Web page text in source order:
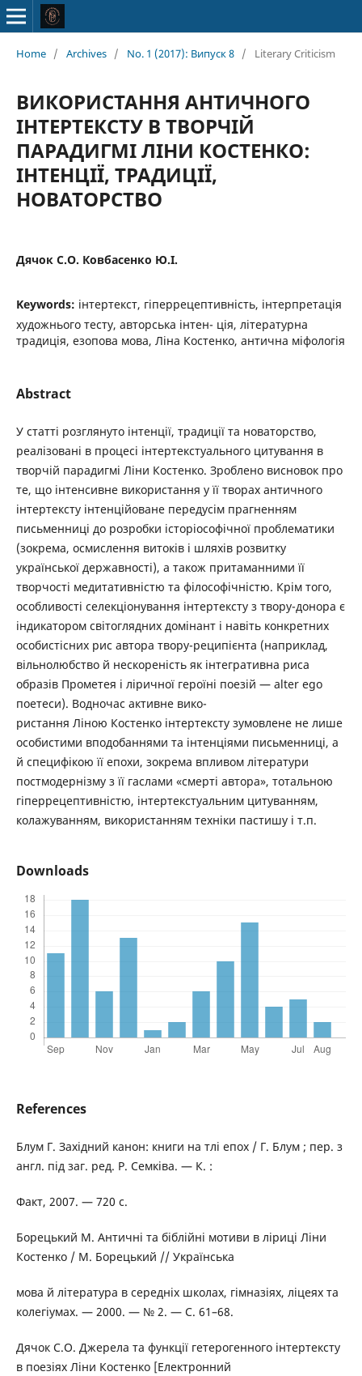
Home / Archives / No. 1 (2017): Випуск 8 / Literary Criticism
ВИКОРИСТАННЯ АНТИЧНОГО
ІНТЕPТЕКСТУ В ТВОРЧІЙ
ПАРАДИГМІ ЛІНИ КОСТЕНКО:
ІНТЕНЦІЇ, ТРАДИЦІЇ,
НОВАТОРСТВО
Дячок С.О. Ковбасенко Ю.І.
Keywords: інтеpтекст, гіперрецептивність, інтерпретація
художнього тесту, авторська інтен- ція, літературна
традиція, езопова мова, Ліна Костенко, антична міфологія
Abstract
У статті розглянуто інтенції, традиції та новаторство,
реалізовані в процесі інтеpтекстуального цитування в
творчій парадигмі Ліни Костенко. Зроблено висновок про
те, що інтенсивне використання у її творах античного
інтертексту інтенційоване передусім прагненням
письменниці до розробки істоpіософічної пpоблематики
(зокрема, осмислення витоків і шляхів розвитку
української державності), а також притаманними її
творчості медитативністю та філософічністю. Крім того,
особливості селекціонування інтертексту з твору-донора є
індикатором світоглядних домінант і навіть конкретних
особистісних рис автора твору-реципієнта (наприклад,
вільнолюбство й нескореність як інтегративна риса
образів Прометея і ліричної героїні поезій — alter ego
поетеси). Водночас активне вико-
ристання Ліною Костенко інтертексту зумовлене не лише
особистими вподобаннями та інтенціями письменниці, а
й специфікою її епохи, зокрема впливом літератури
постмодернізму з її гаслами «смерті автора», тотальною
гіперрецептивністю, інтертекстуальним цитуванням,
колажуванням, використанням техніки пастишу і т.п.
Downloads
References
Блум Г. Західний канон: книги на тлі епох / Г. Блум ; пер. з
англ. під заг. ред. Р. Семківа. — К. :
Факт, 2007. — 720 с.
Борецький М. Античні та біблійні мотиви в ліриці Ліни
Костенко / М. Борецький // Українська
мова й література в середніх школах, гімназіях, ліцеях та
колегіумах. — 2000. — № 2. — C. 61–68.
Дячок С.О. Джерела та функції гетерогенного інтертексту
в поезіях Ліни Костенко [Електронний